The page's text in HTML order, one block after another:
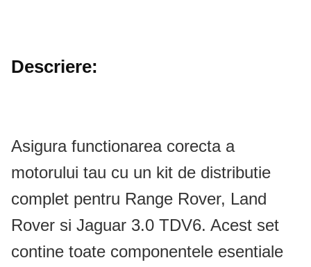
Descriere:
Asigura functionarea corecta a
motorului tau cu un kit de distributie
complet pentru Range Rover, Land
Rover si Jaguar 3.0 TDV6. Acest set
contine toate componentele esentiale